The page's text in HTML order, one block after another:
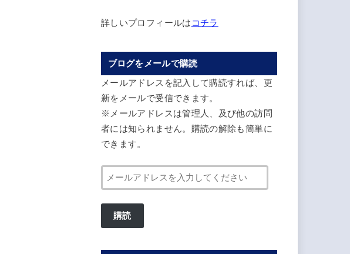
詳しいプロフィールは コチラ
ブログをメールで購読
メールアドレスを記入して購読すれば、更
新をメールで受信できます。
※メールアドレスは管理人、及び他の訪問
者には知られません。購読の解除も簡単に
できます。
ー
ル
レ
購読